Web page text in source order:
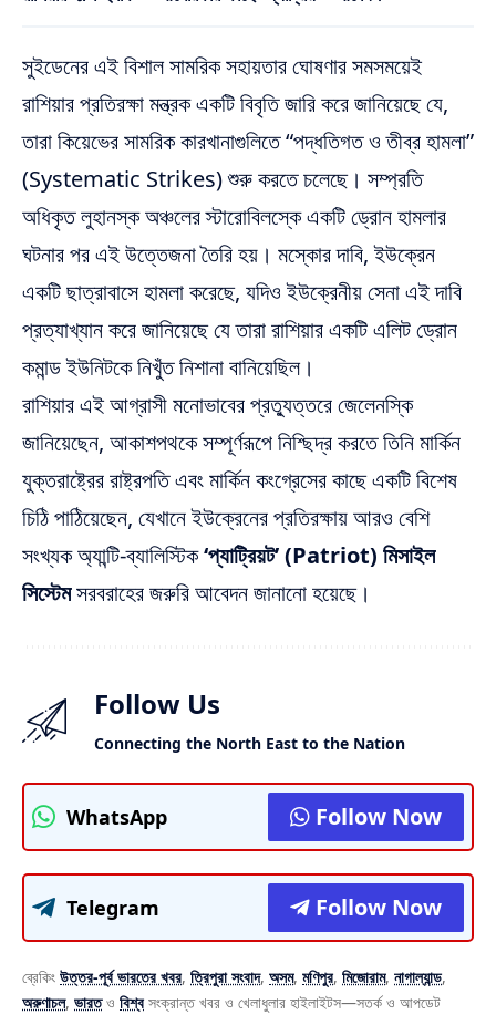
সুইডেনের এই বিশাল সামরিক সহায়তার ঘোষণার সমসময়েই
রাশিয়ার প্রতিরক্ষা মন্ত্রক একটি বিবৃতি জারি করে জানিয়েছে যে,
তারা কিয়েভের সামরিক কারখানাগুলিতে “পদ্ধতিগত ও তীব্র হামলা”
(Systematic Strikes) শুরু করতে চলেছে। সম্প্রতি
অধিকৃত লুহানস্ক অঞ্চলের স্টারোবিলস্কে একটি ড্রোন হামলার
ঘটনার পর এই উত্তেজনা তৈরি হয়। মস্কোর দাবি, ইউক্রেন
একটি ছাত্রাবাসে হামলা করেছে, যদিও ইউক্রেনীয় সেনা এই দাবি
প্রত্যাখ্যান করে জানিয়েছে যে তারা রাশিয়ার একটি এলিট ড্রোন
কমান্ড ইউনিটকে নিখুঁত নিশানা বানিয়েছিল।
রাশিয়ার এই আগ্রাসী মনোভাবের প্রত্যুত্তরে জেলেনস্কি
জানিয়েছেন, আকাশপথকে সম্পূর্ণরূপে নিশ্ছিদ্র করতে তিনি মার্কিন
যুক্তরাষ্ট্রের রাষ্ট্রপতি এবং মার্কিন কংগ্রেসের কাছে একটি বিশেষ
চিঠি পাঠিয়েছেন, যেখানে ইউক্রেনের প্রতিরক্ষায় আরও বেশি
সংখ্যক অ্যান্টি-ব্যালিস্টিক‘প্যাট্রিয়ট’ (Patriot) মিসাইল
সিস্টেমসরবরাহের জরুরি আবেদন জানানো হয়েছে।
Follow Us
Connecting the North East to the Nation
WhatsApp Follow Now
Telegram Follow Now
ব্রেকিং উত্তর-পূর্ব ভারতের খবর, ত্রিপুরা সংবাদ, অসম, মণিপুর, মিজোরাম, নাগাল্যান্ড,
অরুণাচল, ভারতও বিশ্বসংক্রান্ত খবর ও খেলাধুলার হাইলাইটস—সতর্ক ও আপডেট